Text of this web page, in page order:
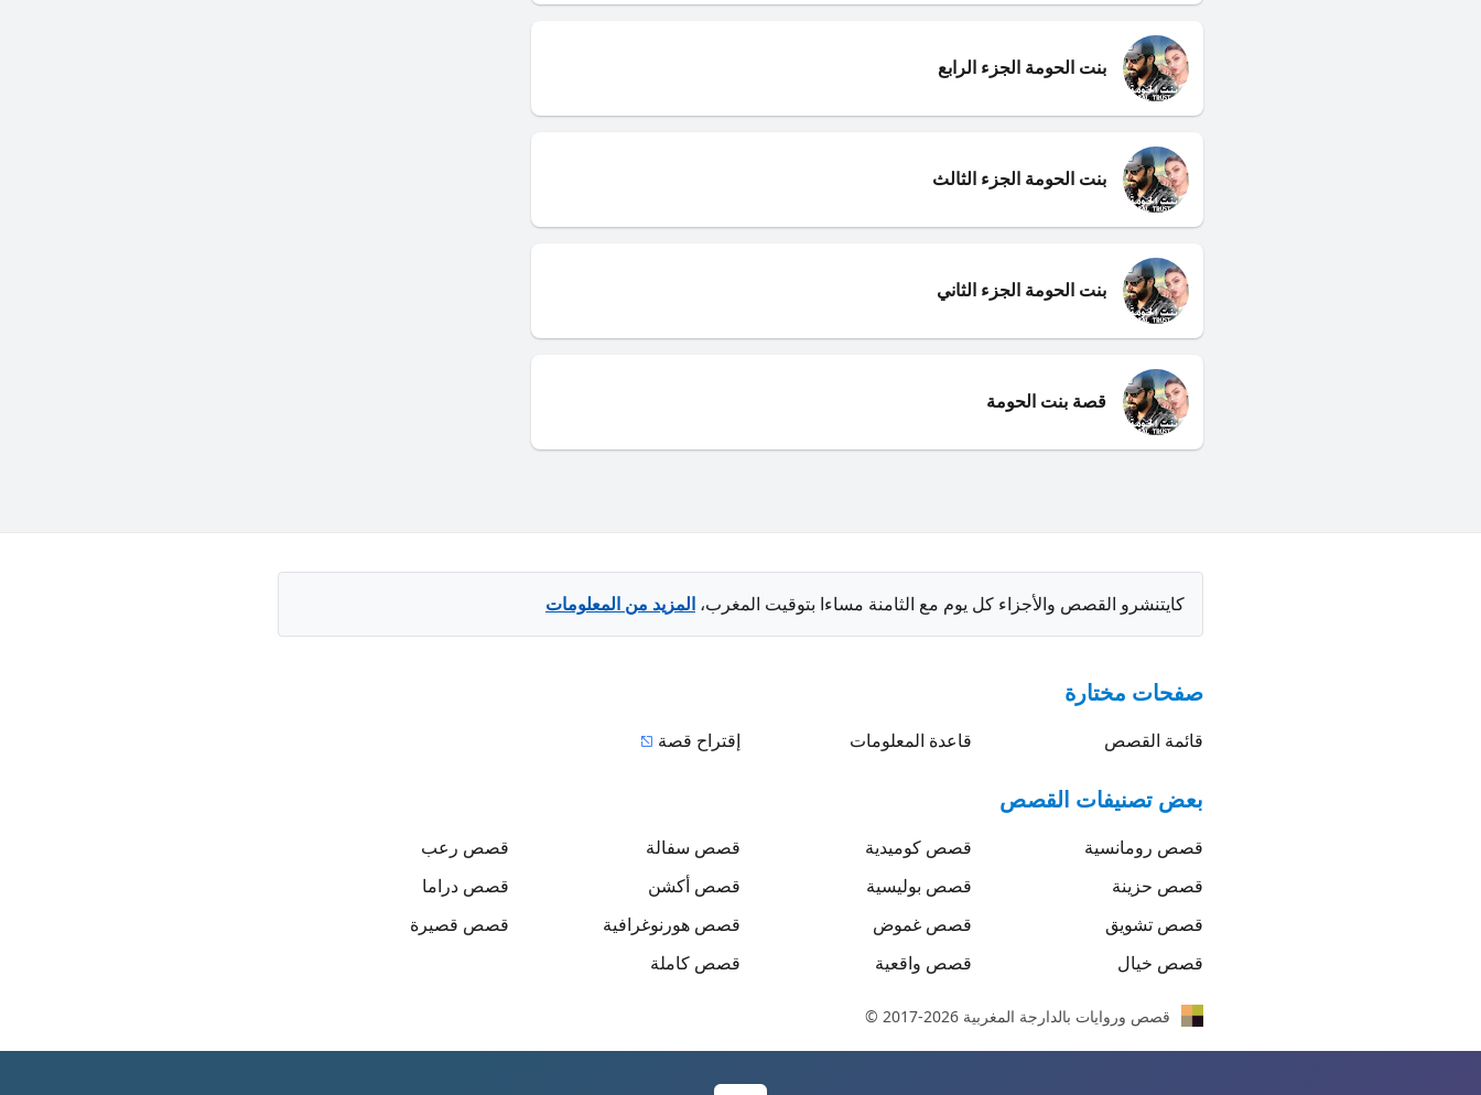
بنت الحومة الجزء الرابع
بنت الحومة الجزء الثالث
بنت الحومة الجزء الثاني
قصة بنت الحومة
كايتنشرو القصص والأجزاء كل يوم مع الثامنة مساءا بتوقيت المغرب، المزيد من المعلومات
صفحات مختارة
قائمة القصص قاعدة المعلومات إقتراح قصة
بعض تصنيفات القصص
قصص رومانسية قصص كوميدية قصص سفالة قصص رعب
قصص حزينة قصص بوليسية قصص أكشن قصص دراما
قصص تشويق قصص غموض قصص هورنوغرافية قصص قصيرة
قصص خيال قصص واقعية قصص كاملة
قصص وروايات بالدارجة المغربية © 2017-2026